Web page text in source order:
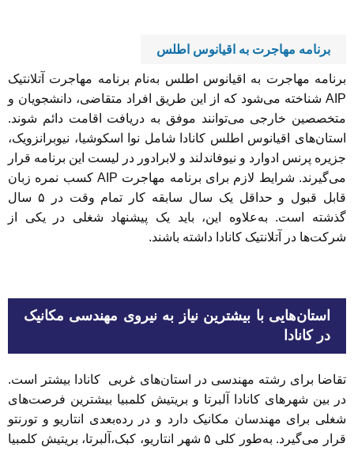
برنامه مهاجرت به اقیانوس اطلس
برنامه مهاجرت به اقیانوس اطلس به‌نام برنامه مهاجرت آتلانتیک
AIP شناخته می‌شود که از این طریق افراد متقاضی، دانشجویان و
متخصصین خارجی می‌توانند موفق به دریافت اقامت دائم شوند.
استان‌های اقیانوس اطلس کانادا شامل نوا اسکوشیا، نیوبرانزویک،
جزیره پرنس ادوارد و نیوفاندلند و لابرادور در لیست این برنامه قرار
می‌گیرند. شرایط لازم برای برنامه مهاجرت AIP کسب نمره زبان
قابل قبول و حداقل یک سال سابقه کار تمام وقت در ۵ سال
گذشته است. به‌علاوه این، باید یک پیشنهاد شغلی در یکی از
شرکت‌ها در آتلانتیک کانادا داشته باشند.
استان‌هایی با بیشترین نیاز به نیروی مهندسی مکانیک
در کانادا
تقاضا برای رشته مهندسی در استان‌های غربی کانادا بیشتر است.
در بین شهرهای کانادا آلبرتا و بریتیش کلمبیا بیشترین فرصت‌های
شغلی برای مهندسان مکانیک دارد و در رده‌بعدی انتاریو و تورنتو
قرار می‌گیرد. به‌طور کلی ۵ شهر انتاریو، کبک،آلبرتا، بریتیش کلمبیا